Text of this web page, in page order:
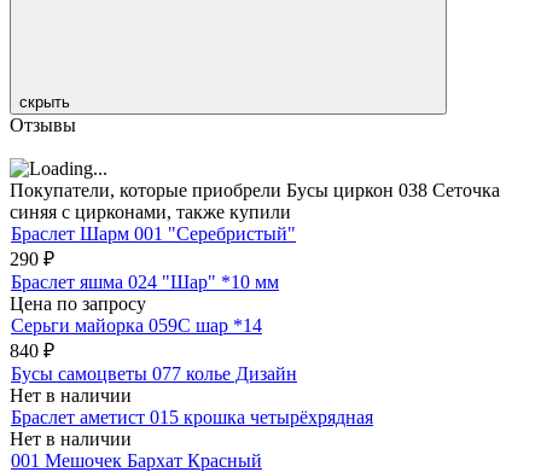
скрыть
Отзывы
Покупатели, которые приобрели Бусы циркон 038 Сеточка
синяя с цирконами, также купили
Браслет Шарм 001 "Серебристый"
290 ₽
Браслет яшма 024 "Шар" *10 мм
Цена по запросу
Серьги майорка 059С шар *14
840 ₽
Бусы самоцветы 077 колье Дизайн
Нет в наличии
Браслет аметист 015 крошка четырёхрядная
Нет в наличии
001 Мешочек Бархат Красный